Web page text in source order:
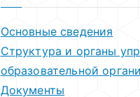
Основные сведения
Структура и органы
образовательной
Документы